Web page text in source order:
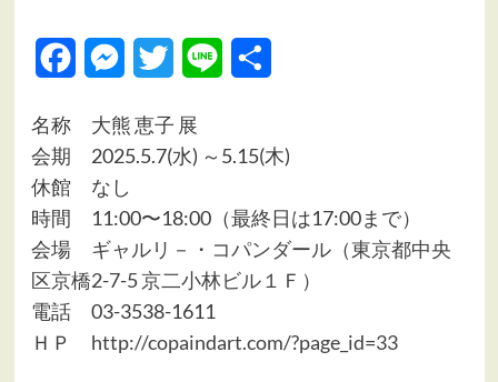
FacebookMessenger
Twitter Line
名称 大熊 恵子 展
会期 2025.5.7(水) ～5.15(木)
休館 なし
時間 11:00〜18:00（最終日は17:00まで）
会場 ギャルリ－・コパンダール（東京都中央
区京橋2-7-5 京二小林ビル１Ｆ）
電話 03-3538-1611
ＨＰ http://copaindart.com/?page_id=33